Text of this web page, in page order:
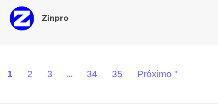
Zinpro
1 2 3 ... 34 35 Próximo "